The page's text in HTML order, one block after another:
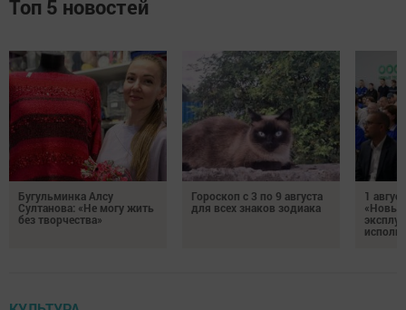
Топ 5 новостей
Бугульминка Алсу
Султанова: «Не могу жить
без творчества»
Гороскоп с 3 по 9 августа
для всех знаков зодиака
1
«Новые